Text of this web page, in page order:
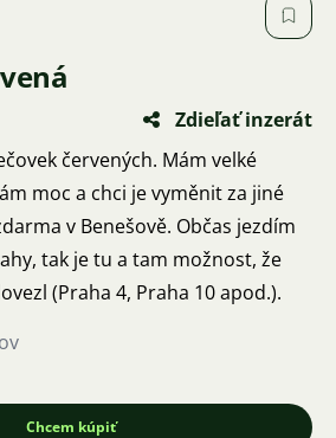
Zdieľať inzerát
červených. Mám velké
moc a chci je vyměnit za jiné
v Benešově. Občas jezdím
tak je tu a tam možnost, že
(Praha 4, Praha 10 apod.).
Chcem kúpiť